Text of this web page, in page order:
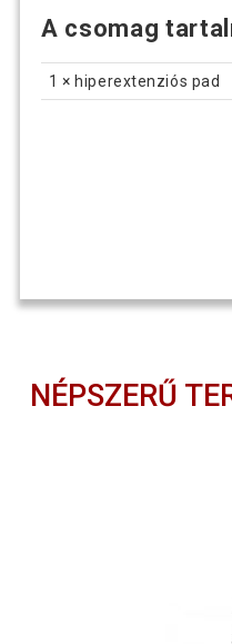
A csomag
1 × hiperextenziós pad
NÉPSZERŰ